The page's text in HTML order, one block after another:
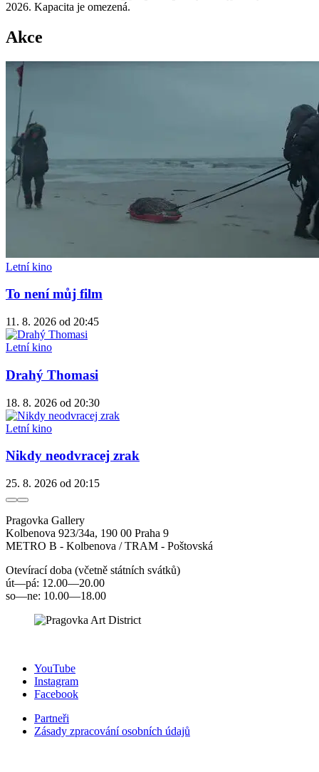
2026. Kapacita je omezená.
Akce
Letní kino
To není můj film
11. 8. 2026 od 20:45
Letní kino
Drahý Thomasi
18. 8. 2026 od 20:30
Letní kino
Nikdy neodvracej zrak
25. 8. 2026 od 20:15
Pragovka Gallery
Kolbenova 923/34a, 190 00 Praha 9
METRO B - Kolbenova / TRAM - Poštovská
Otevírací doba (včetně státních svátků)
út—pá: 12.00—20.00
so—ne: 10.00—18.00
YouTube
Instagram
Facebook
Partneři
Zásady zpracování osobních údajů